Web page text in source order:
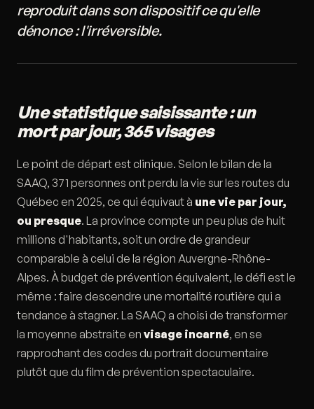
reproduit dans son dispositif ce qu'elle
dénonce : l'irréversible.
Une statistique saisissante : un
mort par jour, 365 visages
Le point de départ est clinique. Selon le bilan de la
SAAQ, 371 personnes ont perdu la vie sur les routes du
Québec en 2025, ce qui équivaut à une vie par jour,
ou presque. La province compte un peu plus de huit
millions d'habitants, soit un ordre de grandeur
comparable à celui de la région Auvergne-Rhône-
Alpes. À budget de prévention équivalent, le défi est le
même : faire descendre une mortalité routière qui a
tendance à stagner. La SAAQ a choisi de transformer
la moyenne abstraite en visage incarné, en se
rapprochant des codes du portrait documentaire
plutôt que du film de prévention spectaculaire.